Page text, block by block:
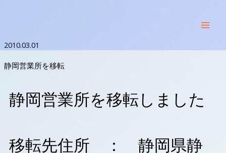
2010.03.01
静岡営業所を移転
静岡営業所を移転しました
移転先住所 ： 静岡県静